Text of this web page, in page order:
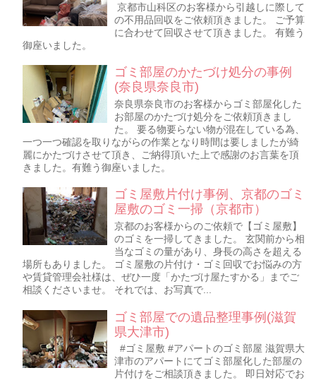
京都市山科区のお客様から引越しに際して
の不用品回収をご依頼頂きました。 ご予算
に合わせて回収させて頂きました。 有難う
御座いました。
ゴミ部屋のかたづけ処分の事例
(奈良県奈良市)
奈良県奈良市のお客様からゴミ部屋化した
お部屋のかたづけ処分をご依頼頂きまし
た。 要る物要らない物が混在している為、
一つ一つ確認を取りながらの作業となり時間は要しましたが綺
麗にかたづけさせて頂き、ご納得頂いた上で感謝のお言葉を頂
きました。有難う御座いました。
ゴミ屋敷片付け事例、京都のゴミ
屋敷のゴミ一掃（京都市）
京都のお客様からのご依頼で【ゴミ屋敷】
のゴミを一掃してきました。 玄関前から相
当なゴミの量があり、身長の高さを超える
場所もありました。 ゴミ屋敷の片付け・ゴミ回収でお悩みの方
や賃貸管理会社様は、ぜひ一度「かたづけ屋たすかる」までご
相談くださいませ。 それでは、お写真で...
ゴミ部屋での遺品整理事例(滋賀
県大津市)
#ゴミ屋敷 #アパートのゴミ部屋 滋賀県大
津市のアパートにてゴミ部屋化した部屋の
片付けをご相談頂きました。 即日対応でお